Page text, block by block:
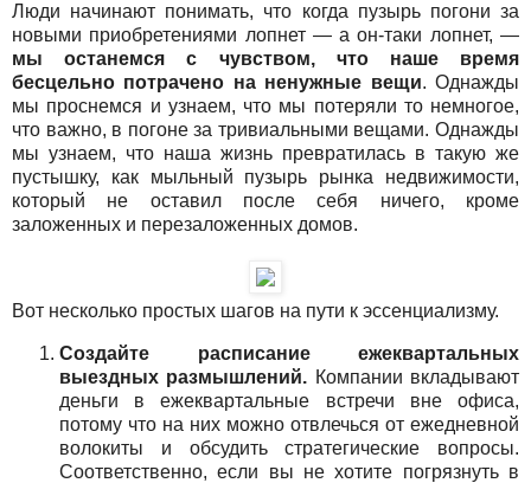
Люди начинают понимать, что когда пузырь погони за
новыми приобретениями лопнет — а он-таки лопнет, —
мы останемся с чувством, что наше время
бесцельно потрачено на ненужные вещи. Однажды
мы проснемся и узнаем, что мы потеряли то немногое,
что важно, в погоне за тривиальными вещами. Однажды
мы узнаем, что наша жизнь превратилась в такую же
пустышку, как мыльный пузырь рынка недвижимости,
который не оставил после себя ничего, кроме
заложенных и перезаложенных домов.
Вот несколько простых шагов на пути к эссенциализму.
Создайте расписание ежеквартальных
выездных размышлений. Компании вкладывают
деньги в ежеквартальные встречи вне офиса,
потому что на них можно отвлечься от ежедневной
волокиты и обсудить стратегические вопросы.
Соответственно, если вы не хотите погрязнуть в